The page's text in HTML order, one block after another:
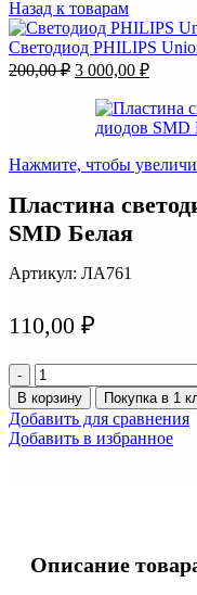
Назад к товарам
Светодиод PHILIPS
200,00₽ Первоначальная
составляла
3 000,00 ₽
3
Нажмите, чтобы
Пластина
SMD Белая
Артикул: ЛА761
110,00 ₽
Количество
товара
Пластина
светодиодная
12V
В корзину Покупка в 1
Добавить для сравнения
Добавить в избранное
Описание